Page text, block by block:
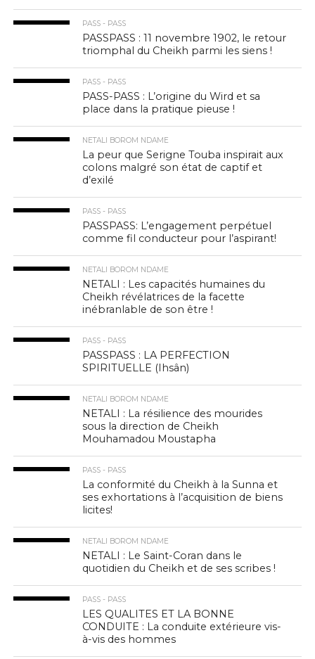
PASS - PASS
PASSPASS : 11 novembre 1902, le retour
triomphal du Cheikh parmi les siens !
PASS - PASS
PASS-PASS : L’origine du Wird et sa
place dans la pratique pieuse !
NETALI BOROM NDAME
La peur que Serigne Touba inspirait aux
colons malgré son état de captif et
d’exilé
PASS - PASS
PASSPASS: L’engagement perpétuel
comme fil conducteur pour l’aspirant!
NETALI BOROM NDAME
NETALI : Les capacités humaines du
Cheikh révélatrices de la facette
inébranlable de son être !
PASS - PASS
PASSPASS : LA PERFECTION
SPIRITUELLE (Ihsân)
NETALI BOROM NDAME
NETALI : La résilience des mourides
sous la direction de Cheikh
Mouhamadou Moustapha
PASS - PASS
La conformité du Cheikh à la Sunna et
ses exhortations à l’acquisition de biens
licites!
NETALI BOROM NDAME
NETALI : Le Saint-Coran dans le
quotidien du Cheikh et de ses scribes !
PASS - PASS
LES QUALITES ET LA BONNE
CONDUITE : La conduite extérieure vis-
à-vis des hommes